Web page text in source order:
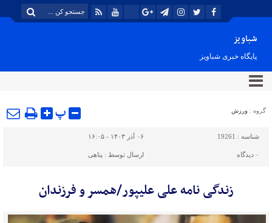
شباویز
پایگاه خبری شباویز
گروه : ورزش پ
شناسه : 19261 ۰۶ آذر ۱۴۰۳ - ۱۶:۰۵
۰ دیدگاه ارسال توسط : پناهی
زندگی نامه علی علیپور/همسر و فرزندان